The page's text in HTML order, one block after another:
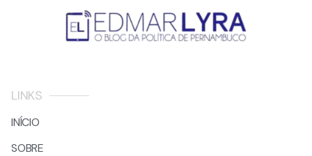
LINKS
INÍCIO
SOBRE